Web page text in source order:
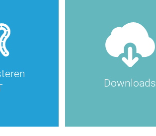
Downloads